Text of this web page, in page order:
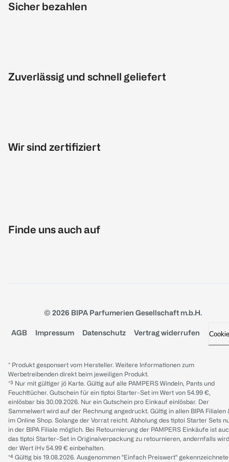
Sicher bezahlen
Zuverlässig und schnell geliefert
Wir sind zertifiziert
Finde uns auch auf
© 2026 BIPA Parfumerien Gesellschaft m.b.H.
AGB Impressum Datenschutz Vertrag widerrufen
* Produkt gesponsert vom Hersteller. Weitere Informationen zum
Werbetreibenden direkt beim jeweiligen Produkt.
*³ Nur mit gültiger jö Karte. Gültig auf alle PAMPERS Windeln, Pants und
Feuchttücher. Gutschein für ein tiptoi Starter-Set im Wert von 54.99 €,
einlösbar bis 30.09.2026. Nur ein Gutschein pro Einkauf einlösbar. Der
Sammelwert wird auf der Rechnung angedruckt. Gültig in allen BIPA Filialen
im Online Shop. Solange der Vorrat reicht. Abholung des tiptoi Starter Sets
in der BIPA Filiale möglich. Bei Retournierung der PAMPERS Einkäufe ist
das tiptoi Starter-Set in Originalverpackung zu retournieren, andernfalls wird
der Wert iHv 54.99 € einbehalten.
*⁴ Gültig bis 19.08.2026. Ausgenommen "Einfach Preiswert" gekennzeichnete